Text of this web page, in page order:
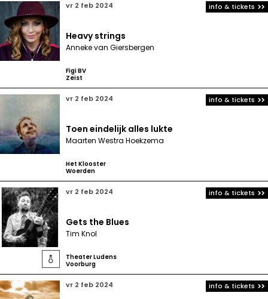
vr 2 feb 2024
Heavy strings
Anneke van Giersbergen
Figi BV
Zeist
info & tickets
vr 2 feb 2024
Toen eindelijk alles lukte
Maarten Westra Hoekzema
Het Klooster
Woerden
info & tickets

vr 2 feb 2024
Gets the Blues
Tim Knol
Theater Ludens
Voorburg
info & tickets
vr 2 feb 2024 info & tickets